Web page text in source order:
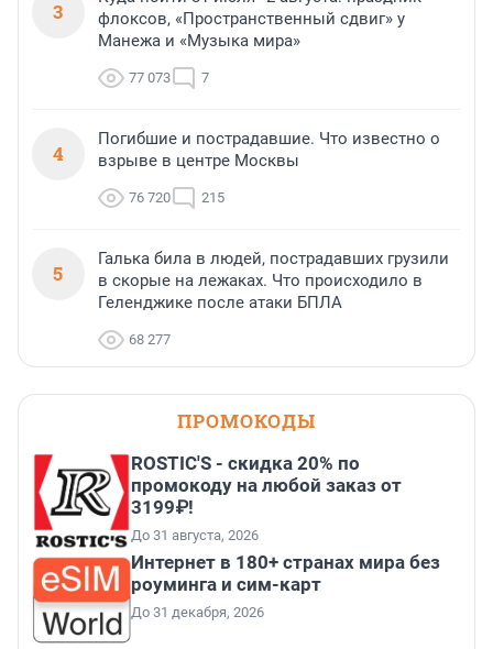
3
флоксов, «Пространственный сдвиг» у
Манежа и «Музыка мира»
77 073 7
4
Погибшие и пострадавшие. Что известно о
взрыве в центре Москвы
76 720 215
5
Галька била в людей, пострадавших грузили
в скорые на лежаках. Что происходило в
Геленджике после атаки БПЛА
68 277
ПРОМОКОДЫ
ROSTIC'S - скидка 20% по
промокоду на любой заказ от
3199₽!
До 31 августа, 2026
Интернет в 180+ странах мира без
роуминга и сим-карт
До 31 декабря, 2026